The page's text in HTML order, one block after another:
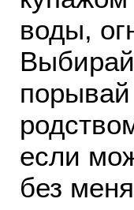
воды,
если
без